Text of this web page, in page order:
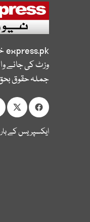
express.pk
وزٹ کی جانے
جملہ حقوق
ایکسپریس کے